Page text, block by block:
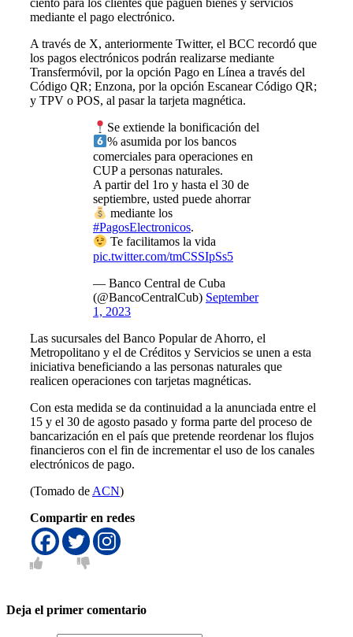
ciento para los clientes que paguen bienes y servicios
mediante el pago electrónico.
A través de X, anteriormente Twitter, el BCC recordó que
los pagos electrónicos podrán realizarse mediante
Transfermóvil, por la opción Pago en Línea a través del
Código QR; Enzona, por la opción Escanear Código QR;
y TPV o POS, al pasar la tarjeta magnética.
Se extiende la bonificación del
% asumida por los bancos
comerciales para operaciones en
CUP a personas naturales.
A partir del 1ro y hasta el 30 de
septiembre, usted puede ahorrar
mediante los
#PagosElectronicos.
Te facilitamos la vida
pic.twitter.com/tmCSSIpSs5
— Banco Central de Cuba
(@BancoCentralCub) September
1, 2023
Las sucursales del Banco Popular de Ahorro, el
Metropolitano y el de Créditos y Servicios se unen a esta
iniciativa beneficiando a las personas naturales que
realicen operaciones con tarjetas magnéticas.
Con esta medida se da continuidad a la anunciada entre el
15 y el 30 de agosto pasado y forma parte del proceso de
bancarización en el país que pretende reordenar los flujos
financieros con el fin de incrementar el uso de los canales
electrónicos de pago.
(Tomado de ACN)
Compartir en redes
Deja el primer comentario